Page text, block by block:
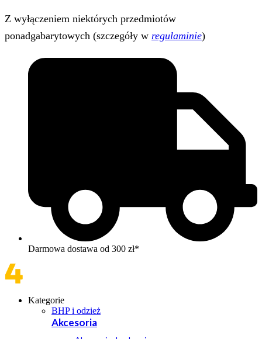
Z wyłączeniem niektórych przedmiotów
ponadgabarytowych (szczegóły w regulaminie)
Darmowa dostawa od 300 zł*
Kategorie
BHP i odzież
Akcesoria